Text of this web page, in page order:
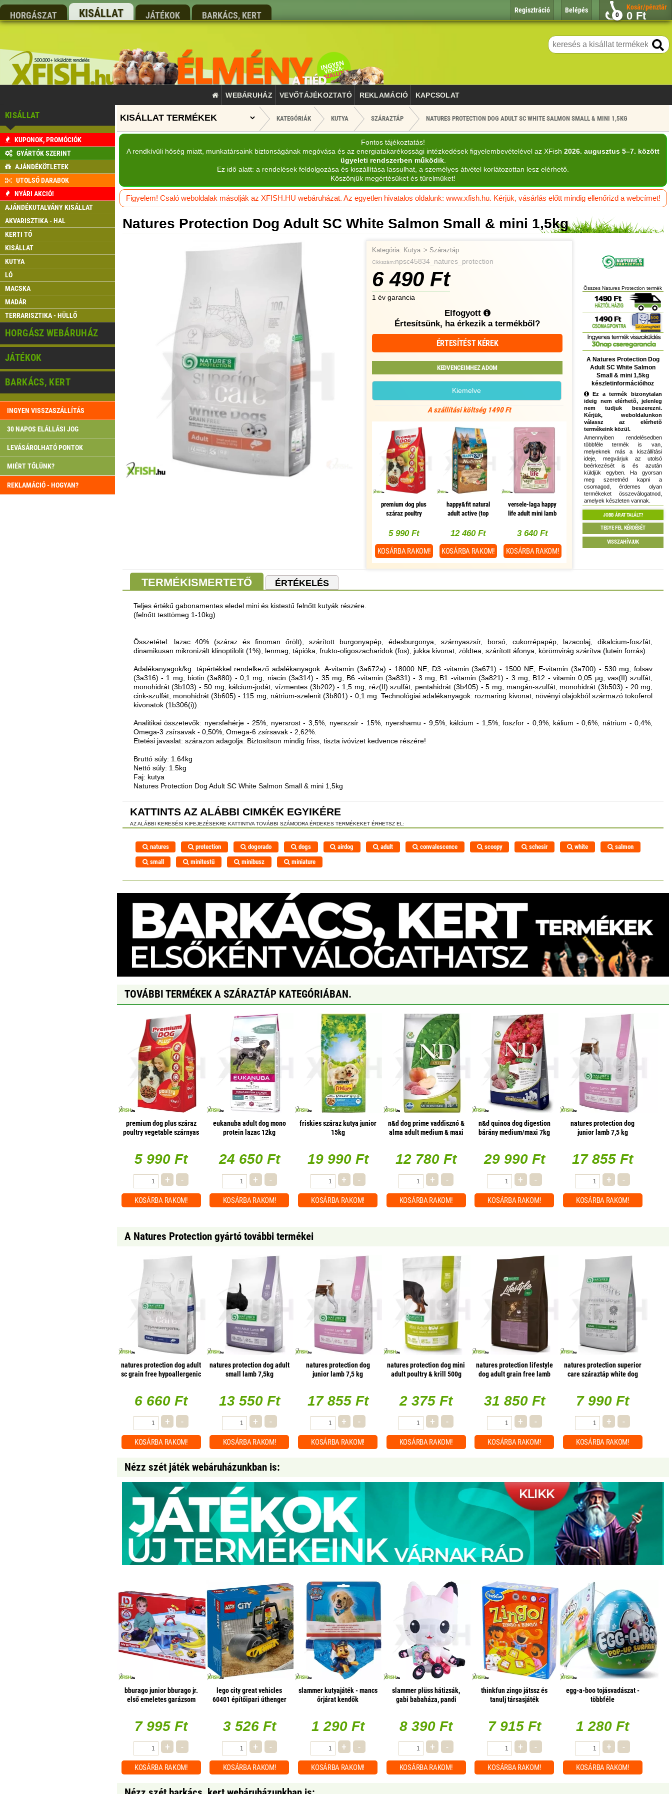
HORGÁSZAT KISÁLLAT JÁTÉKOK BARKÁCS, KERT 0
Kosár/pénztár
0 Ft
Belépés
Regisztráció
WEBÁRUHÁZ VEVŐTÁJÉKOZTATÓ REKLAMÁCIÓ KAPCSOLAT
KISÁLLAT
KUPONOK, PROMÓCIÓK
GYÁRTÓK SZERINT
AJÁNDÉKÖTLETEK
UTOLSÓ DARABOK
NYÁRI AKCIÓ!
AJÁNDÉKUTALVÁNY KISÁLLAT
AKVARISZTIKA - HAL
KERTI TÓ
KISÁLLAT
KUTYA
LÓ
MACSKA
MADÁR
TERRARISZTIKA - HÜLLŐ
HORGÁSZ WEBÁRUHÁZ
JÁTÉKOK
BARKÁCS, KERT
INGYEN VISSZASZÁLLÍTÁS
30 NAPOS ELÁLLÁSI JOG
LEVÁSÁROLHATÓ PONTOK
MIÉRT TŐLÜNK?
REKLAMÁCIÓ - HOGYAN?
KATEGÓRIÁK KUTYA SZÁRAZTÁP NATURES PROTECTION DOG ADULT SC WHITE SALMON SMALL & MINI 1,5KG
Fontos tájékoztatás!
A rendkívüli hőség miatt, munkatársaink biztonságának megóvása és az energiatakarékossági intézkedések figyelembevételével az XFish 2026. augusztus 5–7. között
ügyeleti rendszerben működik.
Ez idő alatt: a rendelések feldolgozása és kiszállítása lassulhat, a személyes átvétel korlátozottan lesz elérhető.
Köszönjük megértésüket és türelmüket!
Figyelem! Csaló weboldalak másolják az XFISH.HU webáruházat. Az egyetlen hivatalos oldalunk: www.xfish.hu. Kérjük, vásárlás előtt mindig ellenőrizd a webcímet!
Natures Protection Dog Adult SC White Salmon Small & mini 1,5kg
Kategória: Kutya > Száraztáp
Cikkszám:npsc45834_natures_protection
6 490 Ft
1 év garancia
Elfogyott
Értesítsünk, ha érkezik a termékből?
ÉRTESÍTÉST KÉREK
KEDVENCEIMHEZ ADOM
Kiemelve
A szállítási költség 1490 Ft
premium dog plus
száraz poultry
zöldség 10000g
5 990 Ft
KOSÁRBA RAKOM!
happy&fit natural
adult active (top
12 460 Ft
KOSÁRBA RAKOM!
versele-laga happy
life adult mini lamb
(bárányos)
3 640 Ft
KOSÁRBA RAKOM!
Összes Natures Protection termék
A Natures Protection Dog
Adult SC White Salmon
Small & mini 1,5kg
készletinformációihoz
Ez a termék bizonytalan
ideig nem elérhetõ, jelenleg
nem tudjuk beszerezni.
Kérjük, weboldalunkon
válassz az elérhetõ
termékeink közül.
Amennyiben rendelésedben
többféle termék is van,
melyeknek más a kiszállítási
ideje, megvárjuk az utolsó
beérkezését is és azután
küldjük egyben. Ha gyorsan
meg szeretnéd kapni a
csomagod, érdemes olyan
termékeket összeválogatnod,
amelyek készleten vannak.
JOBB ÁRAT TALÁLT?
TEGYE FEL KÉRDÉSÉT
VISSZAHÍVJUK
TERMÉKISMERTETŐ ÉRTÉKELÉS
Teljes értékű gabonamentes eledel mini és kistestű felnőtt kutyák részére.
(felnőtt testtömeg 1-10kg)
Összetétel: lazac 40% (száraz és finoman őrölt), szárított burgonyapép, édesburgonya, szárnyaszsír, borsó, cukorrépapép, lazacolaj, dikalcium-foszfát,
dinamikusan mikronizált klinoptilolit (1%), lenmag, tápióka, frukto-oligoszacharidok (fos), jukka kivonat, zöldtea, szárított áfonya, körömvirág szárítva (lutein forrás).
Adalékanyagok/kg: tápértékkel rendelkező adalékanyagok: A-vitamin (3a672a) - 18000 NE, D3 -vitamin (3a671) - 1500 NE, E-vitamin (3a700) - 530 mg, folsav
(3a316) - 1 mg, biotin (3a880) - 0,1 mg, niacin (3a314) - 35 mg, B6 -vitamin (3a831) - 3 mg, B1 -vitamin (3a821) - 3 mg, B12 - vitamin 0,05 µg, vas(II) szulfát,
monohidrát (3b103) - 50 mg, kálcium-jodát, vízmentes (3b202) - 1,5 mg, réz(II) szulfát, pentahidrát (3b405) - 5 mg, mangán-szulfát, monohidrát (3b503) - 20 mg,
cink-szulfát, monohidrát (3b605) - 115 mg, nátrium-szelenit (3b801) - 0,1 mg. Technológiai adalékanyagok: rozmaring kivonat, növényi olajokból származó tokoferol
kivonatok (1b306(i)).
Analitikai összetevők: nyersfehérje - 25%, nyersrost - 3,5%, nyerszsír - 15%, nyershamu - 9,5%, kálcium - 1,5%, foszfor - 0,9%, kálium - 0,6%, nátrium - 0,4%,
Omega-3 zsírsavak - 0,50%, Omega-6 zsírsavak - 2,62%.
Etetési javaslat: szárazon adagolja. Biztosítson mindig friss, tiszta ivóvizet kedvence részére!
Bruttó súly: 1.64kg
Nettó súly: 1.5kg
Faj: kutya
Natures Protection Dog Adult SC White Salmon Small & mini 1,5kg
KATTINTS AZ ALÁBBI CIMKÉK EGYIKÉRE
AZ ALÁBBI KERESÉSI KIFEJEZÉSEKRE KATTINTVA TOVÁBBI SZÁMODRA ÉRDEKES TERMÉKEKET ÉRHETSZ EL:
natures protection dogorado dogs airdog adult convalescence scoopy schesir white
salmon
small
minitestű minibusz miniature
TOVÁBBI TERMÉKEK A SZÁRAZTÁP KATEGÓRIÁBAN.
premium dog plus száraz
poultry vegetable szárnyas
5 990 Ft
+ -
KOSÁRBA RAKOM!
eukanuba adult dog mono
protein lazac 12kg
24 650 Ft
+ -
KOSÁRBA RAKOM!
friskies száraz kutya junior
15kg
19 990 Ft
+ -
KOSÁRBA RAKOM!
n&d dog prime vaddisznó &
alma adult medium & maxi
12 780 Ft
+ -
KOSÁRBA RAKOM!
n&d quinoa dog digestion
bárány medium/maxi 7kg
29 990 Ft
+ -
KOSÁRBA RAKOM!
natures protection dog
junior lamb 7,5 kg
17 855 Ft
+ -
KOSÁRBA RAKOM!
A Natures Protection gyártó további termékei
natures protection dog adult
sc grain free hypoallergenic
6 660 Ft
+ -
KOSÁRBA RAKOM!
natures protection dog adult
small lamb 7,5kg
13 550 Ft
+ -
KOSÁRBA RAKOM!
natures protection dog
junior lamb 7,5 kg
17 855 Ft
+ -
KOSÁRBA RAKOM!
natures protection dog mini
adult poultry & krill 500g
2 375 Ft
+ -
KOSÁRBA RAKOM!
natures protection lifestyle
dog adult grain free lamb
31 850 Ft
+ -
KOSÁRBA RAKOM!
natures protection superior
care száraztáp white dog
7 990 Ft
+ -
KOSÁRBA RAKOM!
Nézz szét játék webáruházunkban is:
bburago junior bburago jr.
első emeletes garázsom
7 995 Ft
+ -
KOSÁRBA RAKOM!
lego city great vehicles
60401 építőipari úthenger
3 526 Ft
+ -
KOSÁRBARAKOM!
slammer kutyajáték - mancs
őrjárat kendők
1 290 Ft
+ -
KOSÁRBA RAKOM!
slammer plüss hátizsák,
gabi babaháza, pandi
8 390 Ft
+ -
KOSÁRBARAKOM!
thinkfun zingo játssz és
tanulj társasjáték
7 915 Ft
+ -
KOSÁRBARAKOM!
egg-a-boo tojásvadászat -
többféle
1 280 Ft
+ -
KOSÁRBA RAKOM!